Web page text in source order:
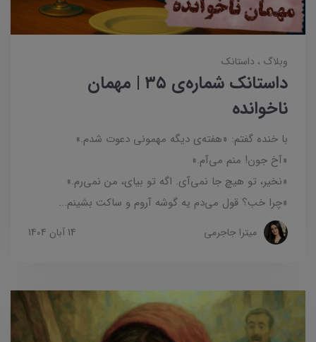
وبلاگ داستانک‌
داستانک شماره‌ی ۳۵ | مهمان
ناخوانده
با خنده گفتم: «هفته‌ی دیگه مهمونی دعوت شدم.»
«آخ جون! منم می‌آم.»
«نخیر، تو هیچ جا نمی‌آی. اگه تو بیای، من نمی‌رم.»
«چرا خب؟ قول می‌دم یه گوشه آروم و ساکت بشینم...
میترا جاجرمی 14 آبان 1404